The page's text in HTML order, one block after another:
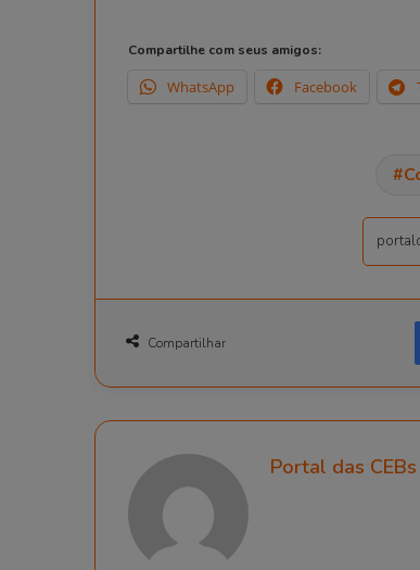
Compartilhe com seus amigos:
WhatsApp Facebook
Compartilhar
Portal das CEBs